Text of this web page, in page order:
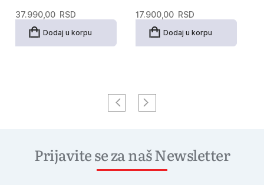
37.990,00 RSD
Dodaj u korpu
17.900,00 RSD
Dodaj u korpu
Prijavite se za naš Newsletter